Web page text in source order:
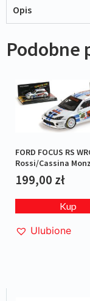
Opis
Podobne
FORD FOCUS RS
Rossi/Cassina
2007 L.E.1/1008
199,00 zł
Kup
Ulubione